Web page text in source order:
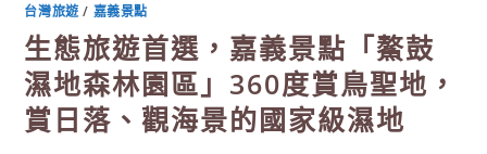
台灣旅遊/ 嘉義景點
生態旅遊首選，嘉義景點「鰲鼓
濕地森林園區」360度賞鳥聖地，
賞日落、觀海景的國家級濕地